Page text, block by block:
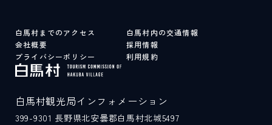
FURUSATO TAX
ふるさと納税
白馬村までのアクセス
プライバシーポリシー
利用規約
白馬村までのアクセス
白馬村内の交通情報
会社概要
採用情報
プライバシーポリシー
利用規約
白馬村観光局インフォメーション
399-9301 長野県北安曇郡白馬村北城5497